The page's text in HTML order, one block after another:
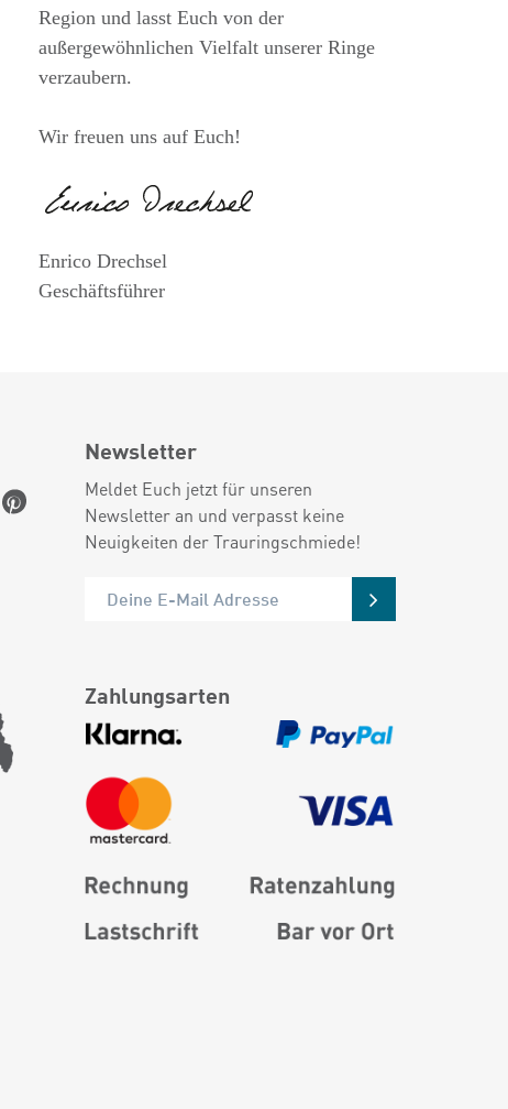
Region und lasst Euch von der
außergewöhnlichen Vielfalt unserer Ringe
verzaubern.
Wir freuen uns auf Euch!
Enrico Drechsel
Geschäftsführer
Newsletter
Meldet Euch jetzt für unseren
Newsletter an und verpasst keine
Neuigkeiten der Trauringschmiede!
Zahlungsarten